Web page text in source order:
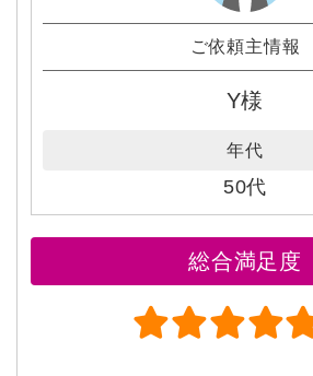
ご依頼主情報
Y様
年代
50代
総合満足度